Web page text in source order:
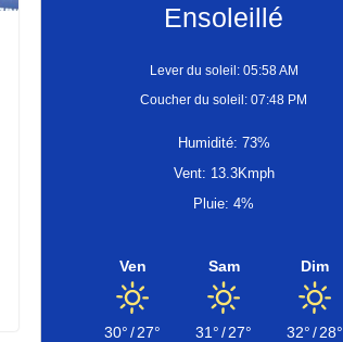
Ensoleillé
Lever du soleil: 05:58 AM
Coucher du soleil: 07:48 PM
Humidité: 73%
Vent: 13.3Kmph
Pluie: 4%
Ven
30°/27°
Sam
31°/27°
Dim
32°/28°